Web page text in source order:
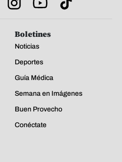
Boletines
Noticias
Deportes
Guía Médica
Semana en Imágenes
Buen Provecho
Conéctate